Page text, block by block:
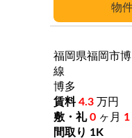
福岡県福岡市博
線
博多
4.3 万円
0 ヶ月 1
1K